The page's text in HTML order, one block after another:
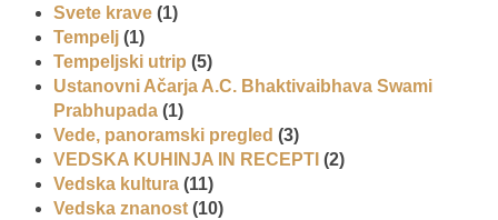
Svete krave (1)
Tempelj (1)
Tempeljski utrip (5)
Ustanovni Ačarja A.C. Bhaktivaibhava Swami
Prabhupada (1)
Vede, panoramski pregled (3)
VEDSKA KUHINJA IN RECEPTI (2)
Vedska kultura (11)
Vedska znanost (10)